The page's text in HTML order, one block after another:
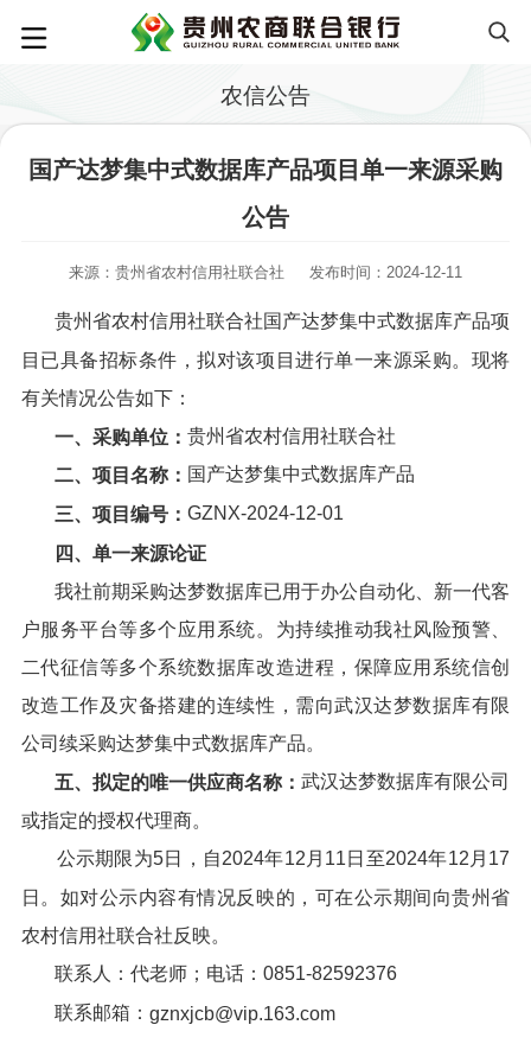
农信公告
国产达梦集中式数据库产品项目单一来源采购
公告
来源：贵州省农村信用社联合社 发布时间：2024-12-11
贵州省农村信用社联合社国产达梦集中式数据库产品项
目已具备招标条件，拟对该项目进行单一来源采购。现将
有关情况公告如下：
一、采购单位： 贵州省农村信用社联合社
二、项目名称： 国产达梦集中式数据库产品
三、项目编号： GZNX-2024-12-01
四、单一来源论证
我社前期采购达梦数据库已用于办公自动化、新一代客
户服务平台等多个应用系统。为持续推动我社风险预警、
二代征信等多个系统数据库改造进程，保障应用系统信创
改造工作及灾备搭建的连续性，需向武汉达梦数据库有限
公司续采购达梦集中式数据库产品。
五、拟定的唯一供应商名称：武汉达梦数据库有限公司
或指定的授权代理商。
公示期限为5日，自2024年12月11日至2024年12月17
日。如对公示内容有情况反映的，可在公示期间向贵州省
农村信用社联合社反映。
联系人：代老师；电话：0851-82592376
联系邮箱： gznxjcb@vip.163.com